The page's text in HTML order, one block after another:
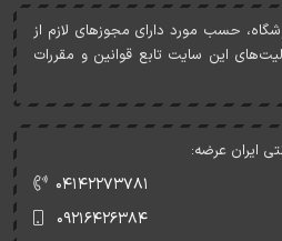
حسب مورد دارای مجوزهای لازم از
اين سايت تابع قوانين و مقررات
ایران عرضه:
۰۴۱۴۲۲۷۳۷۸۱
۰۹۲۱۶۴۲۶۳۸۴